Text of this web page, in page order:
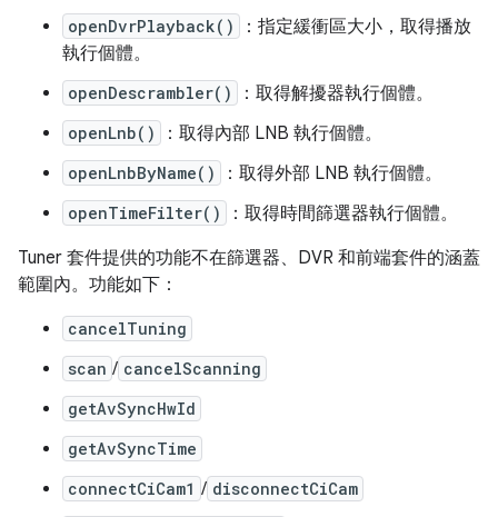
openDvrPlayback()
：指定緩衝區大小，取得播放
執行個體。
openDescrambler() ：取得解擾器執行個體。
openLnb() ：取得內部 LNB 執行個體。
openLnbByName() ：取得外部 LNB 執行個體。
openTimeFilter()
：取得時間篩選器執行個體。
Tuner 套件提供的功能不在篩選器、DVR 和前端套件的涵蓋
範圍內。功能如下：
cancelTuning
scan / cancelScanning
getAvSyncHwId
getAvSyncTime
connectCiCam1 / disconnectCiCam